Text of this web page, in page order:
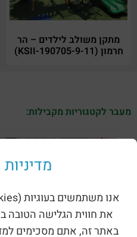
מתקן משולב לילדים – הר
חרמון (KSII-190705-9-11)
מעבר לקטגוריות מקבילות:
את חווית הגלישה הטובה
באתר זה, אתם מסכימים